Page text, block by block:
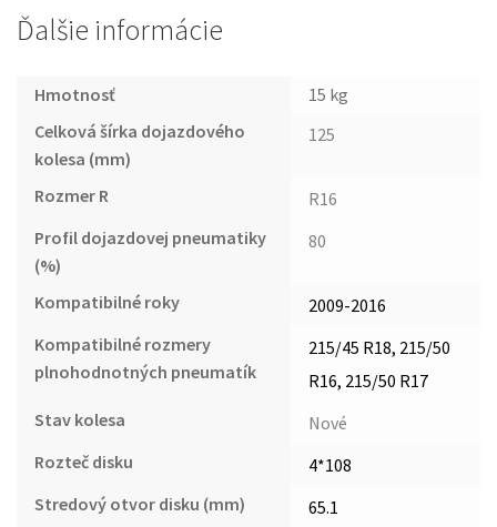
Ďalšie informácie
Hmotnosť
15 kg
Celková šírka dojazdového
kolesa (mm)
125
Rozmer R
R16
Profil dojazdovej pneumatiky
(%)
80
Kompatibilné roky
2009-2016
Kompatibilné rozmery
plnohodnotných pneumatík
215/45 R18, 215/50
R16, 215/50 R17
Stav kolesa
Nové
Rozteč disku
4*108
Stredový otvor disku (mm)
65.1